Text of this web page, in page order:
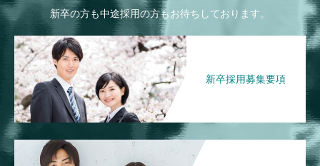
新卒の方も中途採用の方もお待ちしております。
新卒採用募集要項